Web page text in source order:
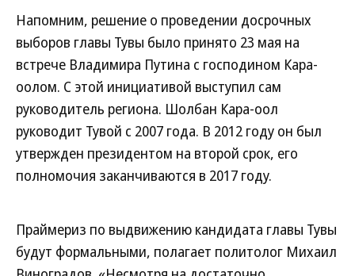
Напомним, решение о проведении досрочных
выборов главы Тувы было принято 23 мая на
встрече Владимира Путина с господином Кара-
оолом. С этой инициативой выступил сам
руководитель региона. Шолбан Кара-оол
руководит Тувой с 2007 года. В 2012 году он был
утвержден президентом на второй срок, его
полномочия заканчиваются в 2017 году.
Праймериз по выдвижению кандидата главы Тувы
будут формальными, полагает политолог Михаил